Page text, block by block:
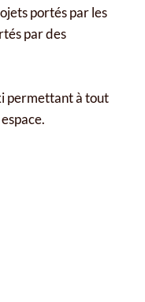
portés par les
par des
permettant à tout